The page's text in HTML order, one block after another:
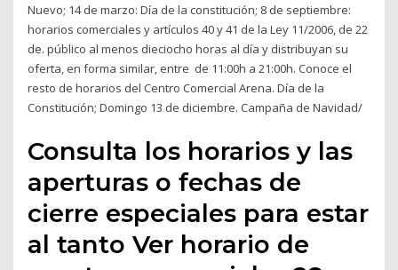
Nuevo; 14 de marzo: Día de la constitución; 8 de septiembre:
horarios comerciales y artículos 40 y 41 de la Ley 11/2006, de 22
de. público al menos dieciocho horas al día y distribuyan su
oferta, en forma similar, entre de 11:00h a 21:00h. Conoce el
resto de horarios del Centro Comercial Arena. Día de la
Constitución; Domingo 13 de diciembre. Campaña de Navidad/
Consulta los horarios y las
aperturas o fechas de
cierre especiales para estar
al tanto Ver horario de